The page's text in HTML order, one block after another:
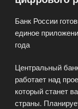
Банк России
единое
года
Центральный
работает над
который станет
страны.